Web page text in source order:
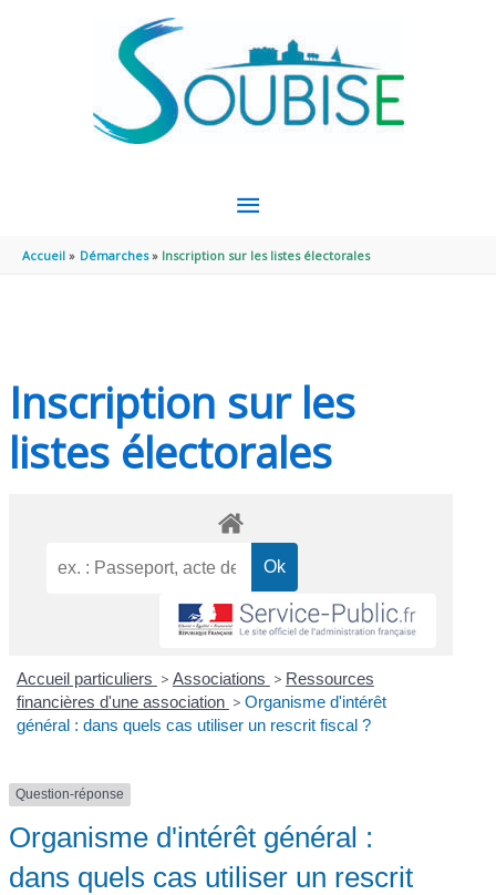
MENU
PRINCIPAL
Accueil Démarches Inscription sur les listes électorales
Inscription sur les
listes électorales
Accueil particuliers > Associations > Ressources
financières d'une association > Organisme d'intérêt
général : dans quels cas utiliser un rescrit fiscal ?
Question-réponse
Organisme d'intérêt général :
dans quels cas utiliser un rescrit